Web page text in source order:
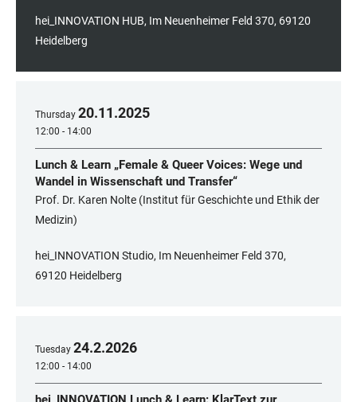
hei_INNOVATION HUB, Im Neuenheimer Feld 370, 69120
Heidelberg
Thursday 20.11.2025
12:00 - 14:00
Lunch & Learn „Female & Queer Voices: Wege und
Wandel in Wissenschaft und Transfer“
Prof. Dr. Karen Nolte (Institut für Geschichte und Ethik der
Medizin)
hei_INNOVATION Studio, Im Neuenheimer Feld 370,
69120 Heidelberg
Tuesday 24.2.2026
12:00 - 14:00